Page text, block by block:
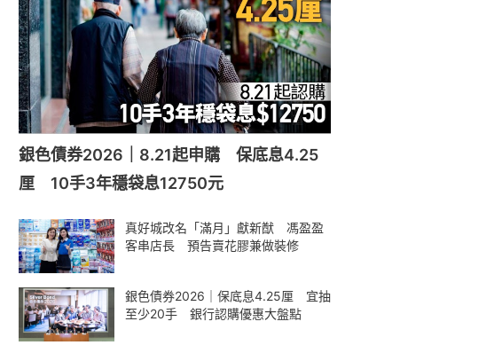
銀色債券2026｜8.21起申購 保底息4.25
厘 10手3年穩袋息12750元
真好城改名「滿月」獻新猷 馮盈盈
客串店長 預告賣花膠兼做裝修
銀色債券2026｜保底息4.25厘 宜抽
至少20手 銀行認購優惠大盤點